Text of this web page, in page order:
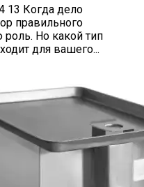
13 Когда дело
правильного
Но какой тип
для вашего...